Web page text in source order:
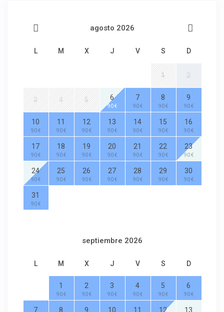
agosto 2026
L M X J V S D
1 2
3 4 5 6
90 €
7
90 €
8
90 €
9
90 €
10
90 €
11
90 €
12
90 €
13
90 €
14
90 €
15
90 €
16
90 €
17
90 €
18
90 €
19
90 €
20
90 €
21
90 €
22
90 €
23
90 €
24
90 €
25
90 €
26
90 €
27
90 €
28
90 €
29
90 €
30
90 €
31
90 €
septiembre 2026
L M X J V S D
1
90 €
2
90 €
3
90 €
4
90 €
5
90 €
6
90 €
7 8 9 10 11 12 13